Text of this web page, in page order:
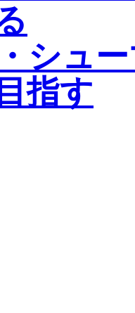
シュ
指す